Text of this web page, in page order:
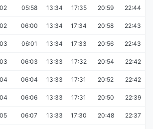
05:58 13:34 17:35 20:59 22:44
06:00 13:34 17:34 20:58 22:43
06:01 13:34 17:33 20:56 22:43
06:03 13:33 17:32 20:54 22:42
06:04 13:33 17:31 20:52 22:42
06:06 13:33 17:31 20:50 22:39
06:07 13:33 17:30 20:48 22:37